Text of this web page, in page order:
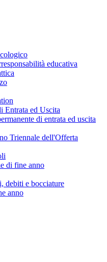
educativa
Entrata ed Uscita
di entrata ed uscita
Triennale dell'Offerta
di fine anno
debiti e bocciature
anno